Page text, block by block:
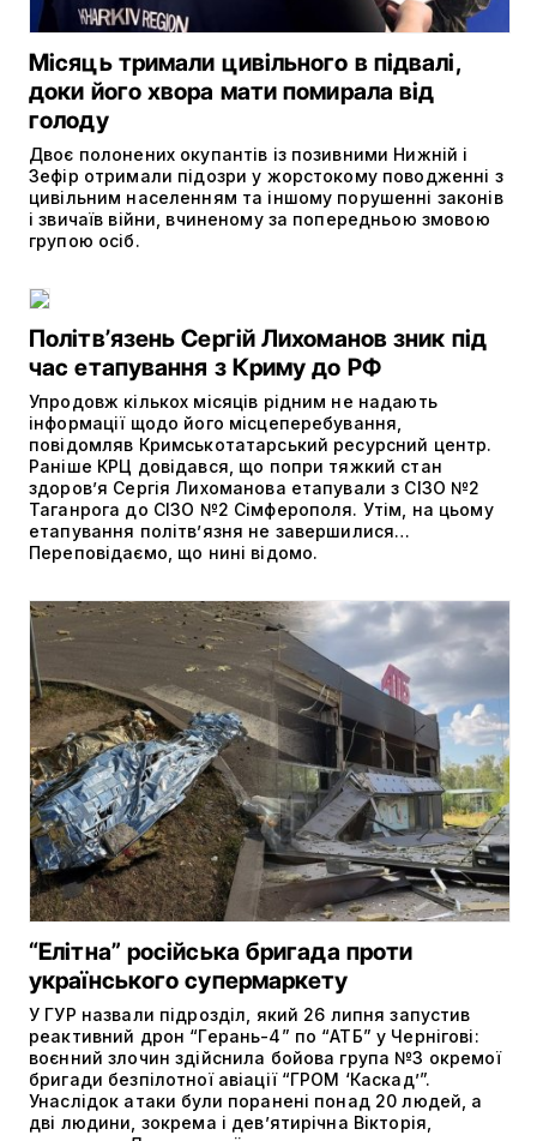
Місяць тримали цивільного в підвалі,
доки його хвора мати помирала від
голоду
Двоє полонених окупантів із позивними Нижній і
Зефір отримали підозри у жорстокому поводженні з
цивільним населенням та іншому порушенні законів
і звичаїв війни, вчиненому за попередньою змовою
групою осіб.
Політвʼязень Сергій Лихоманов зник під
час етапування з Криму до РФ
Упродовж кількох місяців рідним не надають
інформації щодо його місцеперебування,
повідомляв Кримськотатарський ресурсний центр.
Раніше КРЦ довідався, що попри тяжкий стан
здоров’я Сергія Лихоманова етапували з СІЗО №2
Таганрога до СІЗО №2 Сімферополя. Утім, на цьому
етапування політвʼязня не завершилися…
Переповідаємо, що нині відомо.
“Елітна” російська бригада проти
українського супермаркету
У ГУР назвали підрозділ, який 26 липня запустив
реактивний дрон “Герань-4” по “АТБ” у Чернігові:
воєнний злочин здійснила бойова група №3 окремої
бригади безпілотної авіації “ГРОМ ‘Каскад’”.
Унаслідок атаки були поранені понад 20 людей, а
дві людини, зокрема і дев’ятирічна Вікторія,